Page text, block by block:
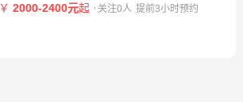
￥ 2000-2400元起 关注0人 提前3小时预约